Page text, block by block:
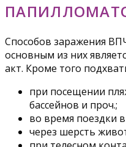
Способов заражения
основным из них
акт. Кроме того
при посещении
бассейнов и проч.;
во время поездки
через шерсть